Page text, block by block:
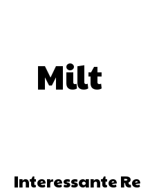
Milt
Interessante